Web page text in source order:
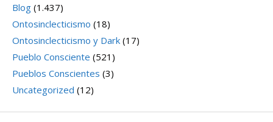
Blog (1.437)
Ontosinclecticismo (18)
Ontosinclecticismo y Dark (17)
Pueblo Consciente (521)
Pueblos Conscientes (3)
Uncategorized (12)